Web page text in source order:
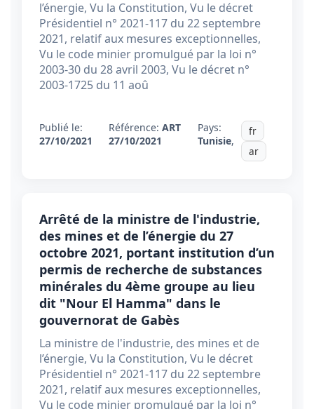
l’énergie, Vu la Constitution, Vu le décret
Présidentiel n° 2021-117 du 22 septembre
2021, relatif aux mesures exceptionnelles,
Vu le code minier promulgué par la loi n°
2003-30 du 28 avril 2003, Vu le décret n°
2003-1725 du 11 aoû
Publié le:
27/10/2021
Référence: ART
27/10/2021
Pays:
Tunisie,
fr
ar
Arrêté de la ministre de l'industrie,
des mines et de l’énergie du 27
octobre 2021, portant institution d’un
permis de recherche de substances
minérales du 4ème groupe au lieu
dit "Nour El Hamma" dans le
gouvernorat de Gabès
La ministre de l'industrie, des mines et de
l’énergie, Vu la Constitution, Vu le décret
Présidentiel n° 2021-117 du 22 septembre
2021, relatif aux mesures exceptionnelles,
Vu le code minier promulgué par la loi n°